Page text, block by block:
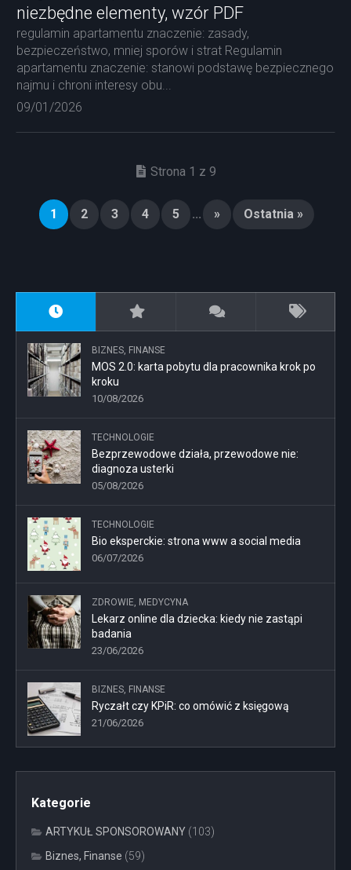
niezbędne elementy, wzór PDF
regulamin apartamentu znaczenie: zasady,
bezpieczeństwo, mniej sporów i strat Regulamin
apartamentu znaczenie: stanowi podstawę bezpiecznego
najmu i chroni interesy obu...
09/01/2026
Strona 1 z 9
1 2 3 4 5 ... » Ostatnia »
BIZNES, FINANSE
MOS 2.0: karta pobytu dla pracownika krok po
kroku
10/08/2026
TECHNOLOGIE
Bezprzewodowe działa, przewodowe nie:
diagnoza usterki
05/08/2026
TECHNOLOGIE
Bio eksperckie: strona www a social media
06/07/2026
ZDROWIE, MEDYCYNA
Lekarz online dla dziecka: kiedy nie zastąpi
badania
23/06/2026
BIZNES, FINANSE
Ryczałt czy KPiR: co omówić z księgową
21/06/2026
Kategorie
ARTYKUŁ SPONSOROWANY (103)
Biznes, Finanse (59)